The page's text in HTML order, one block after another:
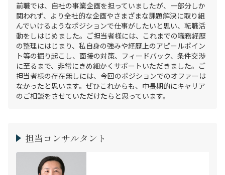
前職では、自社の事業企画を担っていましたが、一部分しか
関われず、より全社的な企画やさまざまな課題解決に取り組
んでいけるようなポジションで仕事がしたいと思い、転職活
動をしはじめました。ご担当者様には、これまでの職務経歴
の整理にはじまり、私自身の強みや経歴上のアピールポイン
ト等の掘り起こし、面接の対策、フィードバック、条件交渉
に至るまで、非常にきめ細かくサポートいただきました。ご
担当者様の存在無しには、今回のポジションでのオファーは
なかったと思います。ぜひこれからも、中長期的にキャリア
のご相談をさせていただけたらと思っています。
担当コンサルタント